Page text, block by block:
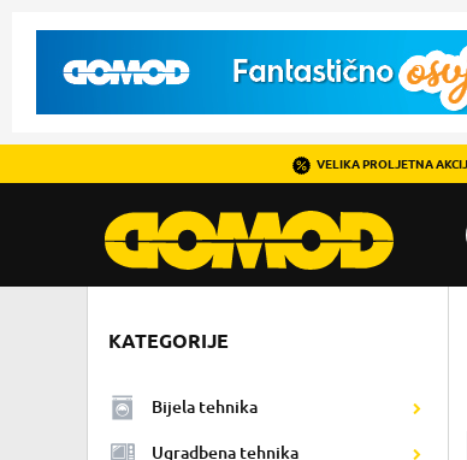
VELIKA PROLJETNA
KATEGORIJE
Bijela tehnika
Ugradbena tehnika